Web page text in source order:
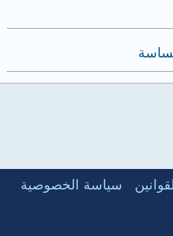
سياسة الخصوصية